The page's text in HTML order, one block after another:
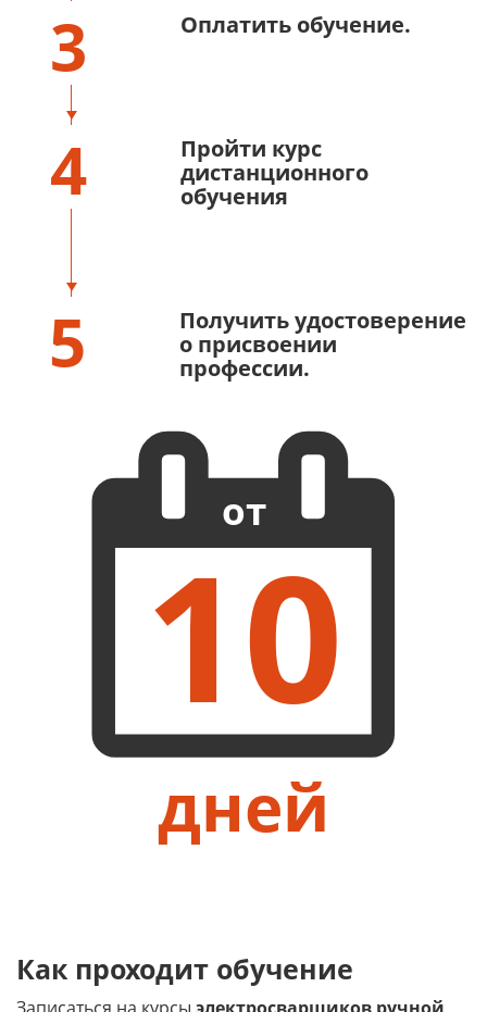
3 Оплатить обучение.
4
Пройти курс
дистанционного
обучения
5
Получить удостоверение
о присвоении
профессии.
от
10
дней
Как проходит обучение